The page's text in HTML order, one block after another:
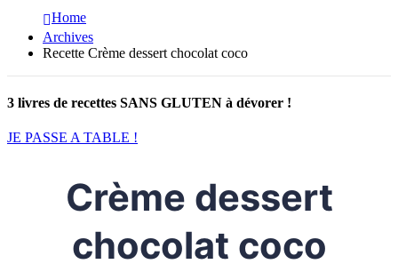
Home
Archives
Recette Crème dessert chocolat coco
3 livres de recettes SANS GLUTEN à dévorer !
JE PASSE A TABLE !
Crème dessert
chocolat coco